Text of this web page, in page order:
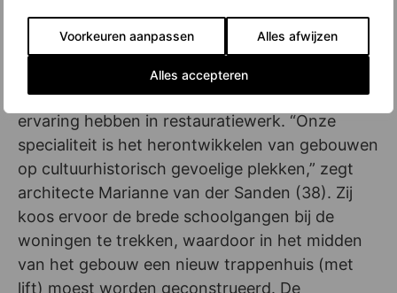
Voorkeuren aanpassen Alles afwijzen
Alles accepteren
nieuwbouwkeurmerk.”
Voor dit karwei werden een architectenbureau
(Braaksma & Roos) en een aannemer
(Scheurer) in de arm genomen, die ruime
ervaring hebben in restauratiewerk. “Onze
specialiteit is het herontwikkelen van gebouwen
op cultuurhistorisch gevoelige plekken,” zegt
architecte Marianne van der Sanden (38). Zij
koos ervoor de brede schoolgangen bij de
woningen te trekken, waardoor in het midden
van het gebouw een nieuw trappenhuis (met
lift) moest worden geconstrueerd. De